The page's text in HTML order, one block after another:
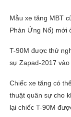
Mẫu xe tăng MBT
Phản Ứng Nổ) mới
T-90M được thử
sự Zapad-2017 vào
Chiếc xe tăng có
thuật quân sự cho
lại chiếc T-90M